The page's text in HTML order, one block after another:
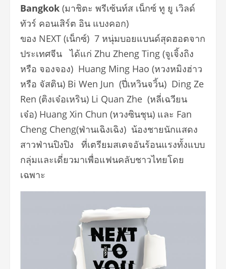
Bangkok (มาชิตะ พรีเซ้นท์ส เน็กซ์ ทู ยู เวิลด์
ทัวร์ คอนเสิร์ต อิน แบงคอก)
ของ NEXT (เน็กซ์) 7 หนุ่มบอยแบนด์สุดฮอตจาก
ประเทศจีน ได้แก่ Zhu Zheng Ting (จูเจิ้งถิง
หรือ จองจอง) Huang Ming Hao (หวงหมิงฮ่าว
หรือ จัสติน) Bi Wen Jun (ปี่เหวินจวิ้น) Ding Ze
Ren (ติงเจ๋อเหริน) Li Quan Zhe (หลี่เฉวียน
เจ๋อ) Huang Xin Chun (หวงซินชุน) และ Fan
Cheng Cheng(ฟ่านเฉิงเฉิง) น้องชายนักแสดง
สาวฟ่านปิงปิง ที่เตรียมสเตจอันร้อนแรงทั้งแบบ
กลุ่มและเดี่ยวมาเพื่อแฟนคลับชาวไทยโดย
เฉพาะ